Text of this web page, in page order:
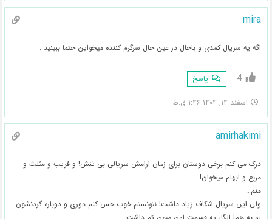
mira
اگه یه سریال کمدی و باحال در عین حال سرگرم کننده میخواین حتما ببینید .
4 پاسخ
اسفند ۱۴, ۱۴۰۴ ۱:۴۶ ق.ظ
amirhakimi
درک می کنم برخی دوستان برای زمان ارامش سریالی بی تنش! و فریب و مثلث و
مربع و ابهام میخوان!
منم…
ولی این سریال شکاف زیاد داشت! نتونستم خوب حس کنم دوری و دوباره گردنشون